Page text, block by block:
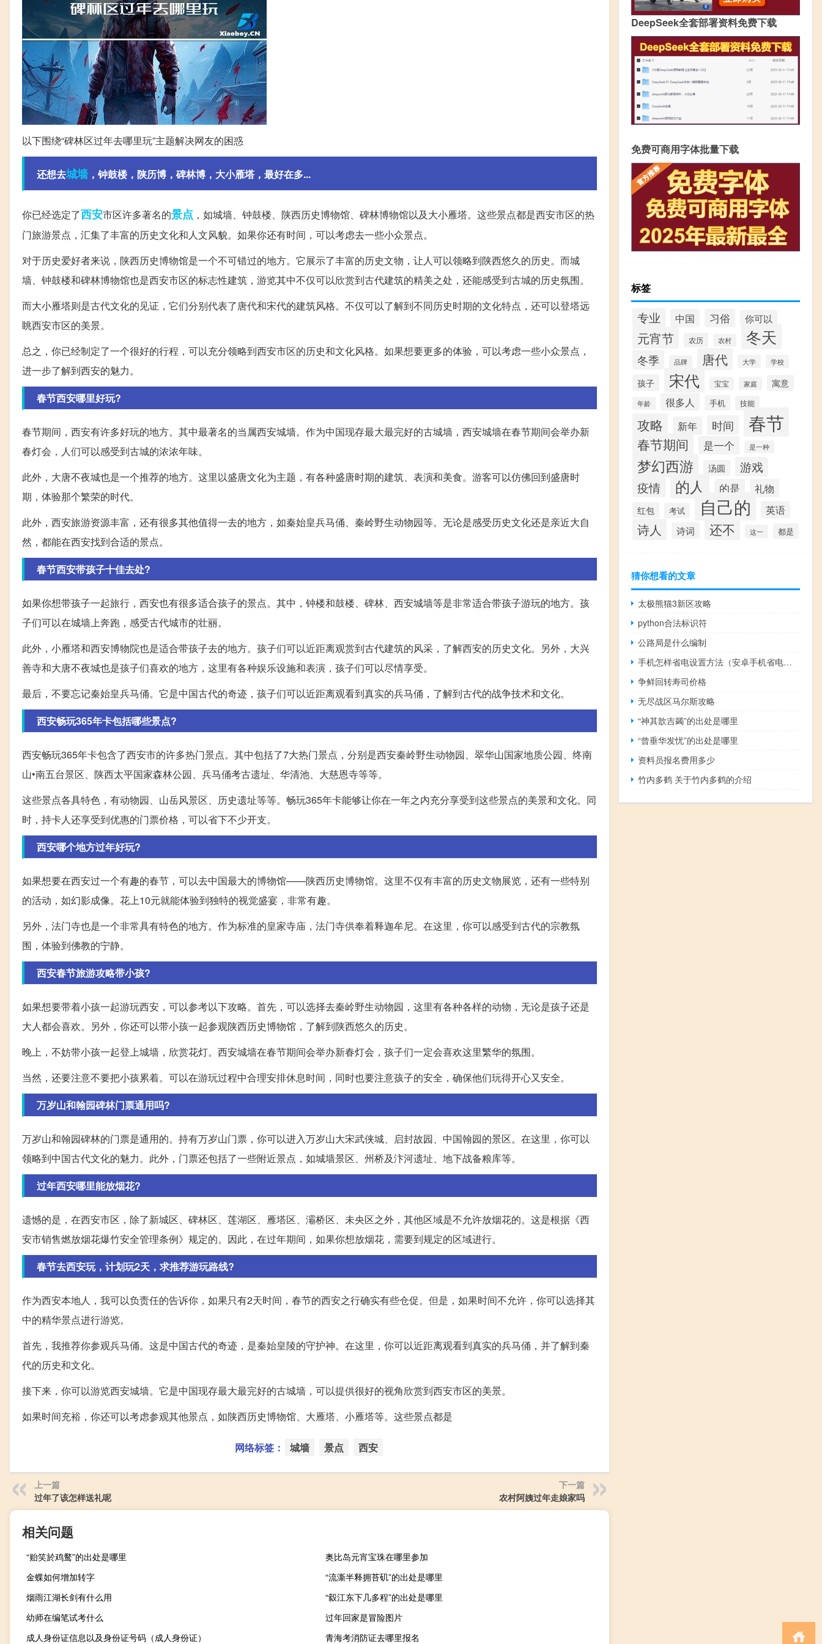
以下围绕“碑林区过年去哪里玩”主题解决网友的困惑
还想去城墙 ，钟鼓楼，陕历博，碑林博，大小雁塔，最好在多...
你已经选定了西安市区许多著名的景点 ，如城墙、钟鼓楼、陕西历史博物馆、碑林博物馆以及大小雁塔。这些景点都是西安市区的热
门旅游景点，汇集了丰富的历史文化和人文风貌。如果你还有时间，可以考虑去一些小众景点。
对于历史爱好者来说，陕西历史博物馆是一个不可错过的地方。它展示了丰富的历史文物，让人可以领略到陕西悠久的历史。而城
墙、钟鼓楼和碑林博物馆也是西安市区的标志性建筑，游览其中不仅可以欣赏到古代建筑的精美之处，还能感受到古城的历史氛围。
而大小雁塔则是古代文化的见证，它们分别代表了唐代和宋代的建筑风格。不仅可以了解到不同历史时期的文化特点，还可以登塔远
眺西安市区的美景。
总之，你已经制定了一个很好的行程，可以充分领略到西安市区的历史和文化风格。如果想要更多的体验，可以考虑一些小众景点，
进一步了解到西安的魅力。
春节西安哪里好玩?
春节期间，西安有许多好玩的地方。其中最著名的当属西安城墙。作为中国现存最大最完好的古城墙，西安城墙在春节期间会举办新
春灯会，人们可以感受到古城的浓浓年味。
此外，大唐不夜城也是一个推荐的地方。这里以盛唐文化为主题，有各种盛唐时期的建筑、表演和美食。游客可以仿佛回到盛唐时
期，体验那个繁荣的时代。
此外，西安旅游资源丰富，还有很多其他值得一去的地方，如秦始皇兵马俑、秦岭野生动物园等。无论是感受历史文化还是亲近大自
然，都能在西安找到合适的景点。
春节西安带孩子十佳去处?
如果你想带孩子一起旅行，西安也有很多适合孩子的景点。其中，钟楼和鼓楼、碑林、西安城墙等是非常适合带孩子游玩的地方。孩
子们可以在城墙上奔跑，感受古代城市的壮丽。
此外，小雁塔和西安博物院也是适合带孩子去的地方。孩子们可以近距离观赏到古代建筑的风采，了解西安的历史文化。另外，大兴
善寺和大唐不夜城也是孩子们喜欢的地方，这里有各种娱乐设施和表演，孩子们可以尽情享受。
最后，不要忘记秦始皇兵马俑。它是中国古代的奇迹，孩子们可以近距离观看到真实的兵马俑，了解到古代的战争技术和文化。
西安畅玩365年卡包括哪些景点?
西安畅玩365年卡包含了西安市的许多热门景点。其中包括了7大热门景点，分别是西安秦岭野生动物园、翠华山国家地质公园、终南
山•南五台景区、陕西太平国家森林公园、兵马俑考古遗址、华清池、大慈恩寺等等。
这些景点各具特色，有动物园、山岳风景区、历史遗址等等。畅玩365年卡能够让你在一年之内充分享受到这些景点的美景和文化。同
时，持卡人还享受到优惠的门票价格，可以省下不少开支。
西安哪个地方过年好玩?
如果想要在西安过一个有趣的春节，可以去中国最大的博物馆——陕西历史博物馆。这里不仅有丰富的历史文物展览，还有一些特别
的活动，如幻影成像。花上10元就能体验到独特的视觉盛宴，非常有趣。
另外，法门寺也是一个非常具有特色的地方。作为标准的皇家寺庙，法门寺供奉着释迦牟尼。在这里，你可以感受到古代的宗教氛
围，体验到佛教的宁静。
西安春节旅游攻略带小孩?
如果想要带着小孩一起游玩西安，可以参考以下攻略。首先，可以选择去秦岭野生动物园，这里有各种各样的动物，无论是孩子还是
大人都会喜欢。另外，你还可以带小孩一起参观陕西历史博物馆，了解到陕西悠久的历史。
晚上，不妨带小孩一起登上城墙，欣赏花灯。西安城墙在春节期间会举办新春灯会，孩子们一定会喜欢这里繁华的氛围。
当然，还要注意不要把小孩累着。可以在游玩过程中合理安排休息时间，同时也要注意孩子的安全，确保他们玩得开心又安全。
万岁山和翰园碑林门票通用吗?
万岁山和翰园碑林的门票是通用的。持有万岁山门票，你可以进入万岁山大宋武侠城、启封故园、中国翰园的景区。在这里，你可以
领略到中国古代文化的魅力。此外，门票还包括了一些附近景点，如城墙景区、州桥及汴河遗址、地下战备粮库等。
过年西安哪里能放烟花?
遗憾的是，在西安市区，除了新城区、碑林区、莲湖区、雁塔区、灞桥区、未央区之外，其他区域是不允许放烟花的。这是根据《西
安市销售燃放烟花爆竹安全管理条例》规定的。因此，在过年期间，如果你想放烟花，需要到规定的区域进行。
春节去西安玩，计划玩2天，求推荐游玩路线?
作为西安本地人，我可以负责任的告诉你，如果只有2天时间，春节的西安之行确实有些仓促。但是，如果时间不允许，你可以选择其
中的精华景点进行游览。
首先，我推荐你参观兵马俑。这是中国古代的奇迹，是秦始皇陵的守护神。在这里，你可以近距离观看到真实的兵马俑，并了解到秦
代的历史和文化。
接下来，你可以游览西安城墙。它是中国现存最大最完好的古城墙，可以提供很好的视角欣赏到西安市区的美景。
如果时间充裕，你还可以考虑参观其他景点，如陕西历史博物馆、大雁塔、小雁塔等。这些景点都是
网络标签： 城墙 景点 西安
上一篇
过年了该怎样送礼呢
下一篇
农村阿姨过年走娘家吗
相关问题
“贻笑於鸡鹜”的出处是哪里
奥比岛元宵宝珠在哪里参加
金蝶如何增加转字
“流澌半释拥苔矶”的出处是哪里
烟雨江湖长剑有什么用
“縠江东下几多程”的出处是哪里
幼师在编笔试考什么
过年回家是冒险图片
成人身份证信息以及身份证号码（成人身份证）
青海考消防证去哪里报名
DeepSeek全套部署资料免费下载
免费可商用字体批量下载
标签
专业 中国 习俗 你可以
元宵节 农历 农村 冬天
冬季 品牌 唐代 大学 学校
孩子 宋代 宝宝 家庭 寓意
年龄 很多人 手机 技能
攻略 新年 时间 春节
春节期间 是一个 是一种
梦幻西游 汤圆 游戏
疫情 的人 的是 礼物
红包 考试 自己的 英语
诗人 诗词 还不 这一 都是
猜你想看的文章
太极熊猫3新区攻略
python合法标识符
公路局是什么编制
手机怎样省电设置方法（安卓手机省电方法）
争鲜回转寿司价格
无尽战区马尔斯攻略
“神其歆吉蠲”的出处是哪里
“曾垂华发忧”的出处是哪里
资料员报名费用多少
竹内多鹤 关于竹内多鹤的介绍